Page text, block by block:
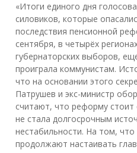
«Итоги единого дня
силовиков, которые
последствия пенсионной
сентября, в четырёх
губернаторских выборов,
проиграла коммунистам.
что на основании этого
Патрушев и экс-министр
считают, что реформу стоит
не стала долгосрочным
нестабильности. На том,
продолжают настаивать